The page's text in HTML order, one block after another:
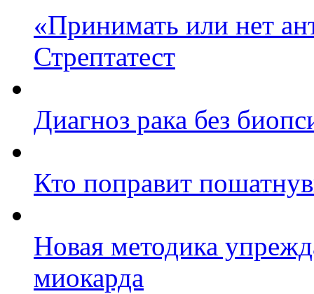
«Принимать или нет
Стрептатест
Диагноз рака без
Кто поправит
Новая методика
миокарда